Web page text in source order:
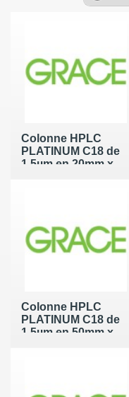
Colonne HPLC
PLATINUM C18 de
1.5µm en 20mm x
Colonne HPLC
PLATINUM C18 de
1.5µm en 50mm x